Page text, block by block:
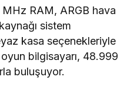
RAM, ARGB hava
sistem
kasa seçenekleriyle
bilgisayarı, 48.999
buluşuyor.